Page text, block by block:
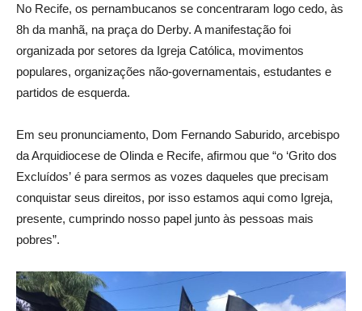
No Recife, os pernambucanos se concentraram logo cedo, às
8h da manhã, na praça do Derby. A manifestação foi
organizada por setores da Igreja Católica, movimentos
populares, organizações não-governamentais, estudantes e
partidos de esquerda.
Em seu pronunciamento, Dom Fernando Saburido, arcebispo
da Arquidiocese de Olinda e Recife, afirmou que “o ‘Grito dos
Excluídos’ é para sermos as vozes daqueles que precisam
conquistar seus direitos, por isso estamos aqui como Igreja,
presente, cumprindo nosso papel junto às pessoas mais
pobres”.